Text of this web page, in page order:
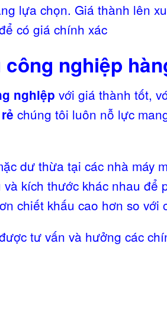
lựa chọn. Giá thành lên
có giá chính xác
nghiệp
nghiệp với giá thành tốt,
chúng tôi luôn nỗ lực
dư thừa tại các nhà máy
kích thước khác nhau để
chiết khấu cao hơn so với
tư vấn và hưởng các